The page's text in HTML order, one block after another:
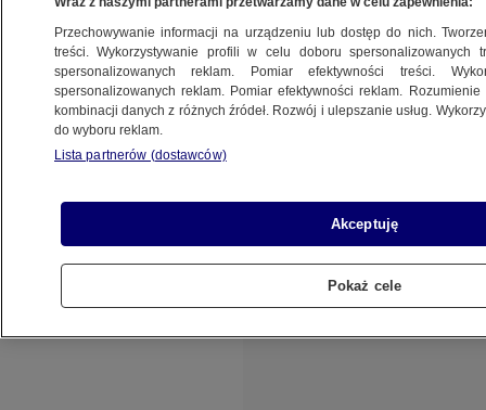
11.06.2015, 15:04Aktualizacja: 11.06.2015, 15:05
Udostępnij
Córka księcia Williama i księżnej Catherine
zdradził brytyjskim mediom weteran bitwy o
Anglię, który rozmawiał na ten temat z księciem
Karolem.
Przechowywanie informacji na urządzeniu lub dostęp do nich.
treści. Wykorzystywanie profili w celu doboru spersonalizowanych
spersonalizowanych reklam. Pomiar efektywności treści.
spersonalizowanych reklam. Pomiar efektywności reklam.
kombinacji danych z różnych źródeł. Rozwój i ulepszanie usług.
do wyboru reklam.
Lista partnerów (dostawców)
Akceptuję
Pokaż cele